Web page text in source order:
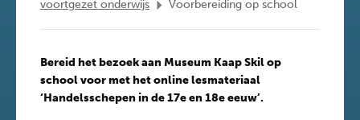
voortgezet onderwijs
Voorbereiding op school
Bereid het bezoek aan Museum Kaap Skil op
school voor met het online lesmateriaal
‘Handelsschepen in de 17e en 18e eeuw’.